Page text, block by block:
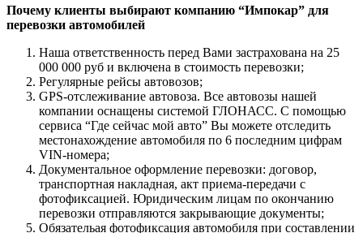
Почему клиенты выбирают компанию “Импокар” для
перевозки автомобилей
Наша ответственность перед Вами застрахована на 25
000 000 руб и включена в стоимость перевозки;
Регулярные рейсы автовозов;
GPS-отслеживание автовоза. Все автовозы нашей
компании оснащены системой ГЛОНАСС. С помощью
сервиса “Где сейчас мой авто” Вы можете отследить
местонахождение автомобиля по 6 последним цифрам
VIN-номера;
Документальное оформление перевозки: договор,
транспортная накладная, акт приема-передачи с
фотофиксацией. Юридическим лицам по окончанию
перевозки отправляются закрывающие документы;
Обязательая фотофиксация автомобиля при составлении